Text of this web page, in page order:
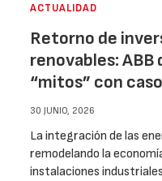
ACTUALIDAD
Retorno de
renovables:
“mitos” con
30 JUNIO, 2026
La integración de las
remodelando la
instalaciones